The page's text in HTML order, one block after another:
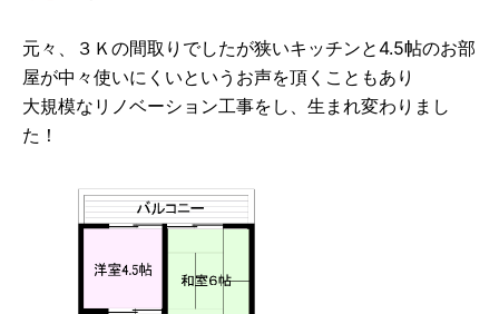
元々、３Ｋの間取りでしたが狭いキッチンと4.5帖のお部
屋が中々使いにくいというお声を頂くこともあり
大規模なリノベーション工事をし、生まれ変わりまし
た！